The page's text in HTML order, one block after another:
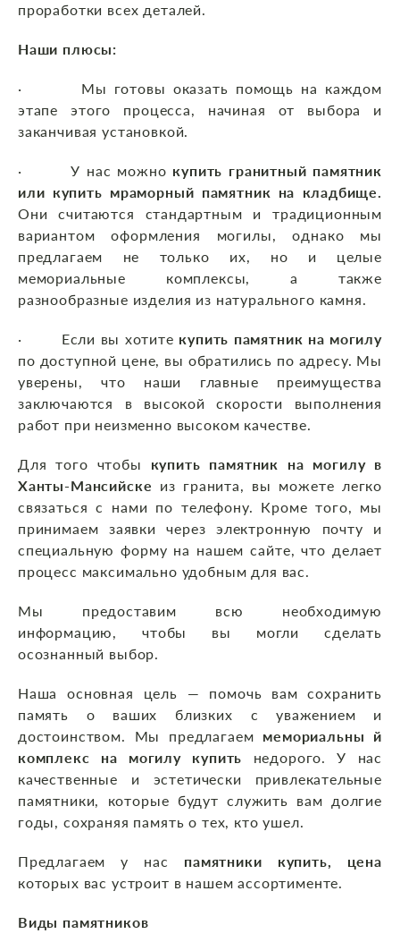
проработки всех деталей.
Наши плюсы:
· Мы готовы оказать помощь на каждом
этапе этого процесса, начиная от выбора и
заканчивая установкой.
· У нас можно купить гранитный памятник
или купить мраморный памятник на кладбище.
Они считаются стандартным и традиционным
вариантом оформления могилы, однако мы
предлагаем не только их, но и целые
мемориальные комплексы, а также
разнообразные изделия из натурального камня.
· Если вы хотите купить памятник на могилу
по доступной цене, вы обратились по адресу. Мы
уверены, что наши главные преимущества
заключаются в высокой скорости выполнения
работ при неизменно высоком качестве.
Для того чтобы купить памятник на могилу в
Ханты-Мансийске из гранита, вы можете легко
связаться с нами по телефону. Кроме того, мы
принимаем заявки через электронную почту и
специальную форму на нашем сайте, что делает
процесс максимально удобным для вас.
Мы предоставим всю необходимую
информацию, чтобы вы могли сделать
осознанный выбор.
Наша основная цель — помочь вам сохранить
память о ваших близких с уважением и
достоинством. Мы предлагаем мемориальны й
комплекс на могилу купить недорого. У нас
качественные и эстетически привлекательные
памятники, которые будут служить вам долгие
годы, сохраняя память о тех, кто ушел.
Предлагаем у нас памятники купить, цена
которых вас устроит в нашем ассортименте.
Виды памятников